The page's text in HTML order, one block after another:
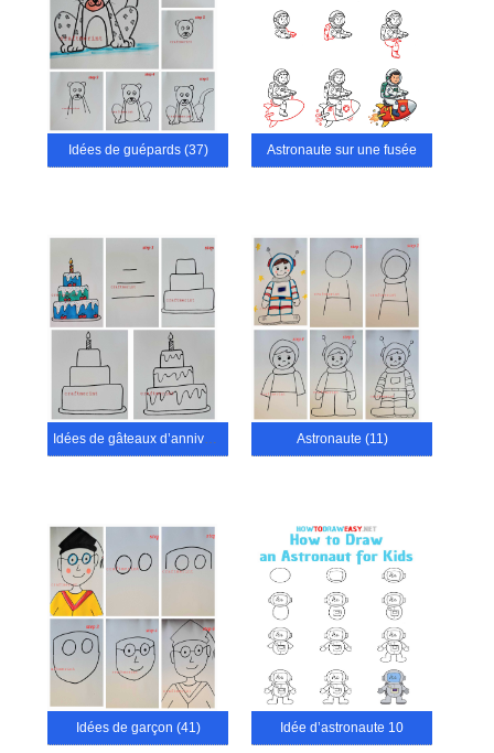
Idées de guépards (37) Astronaute sur une fusée
Idées de gâteaux d’anniversaire (56) Astronaute (11)
Idées de garçon (41) Idée d’astronaute 10